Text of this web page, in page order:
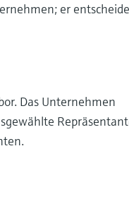
er
Das Unternehmen